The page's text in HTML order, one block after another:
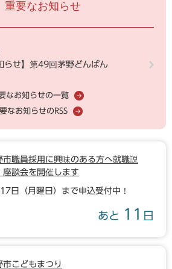
重要なお知らせ
らせ】第49回茅野どんばん
なお知らせの一覧
なお知らせのRSS
市職員採用に興味のある方へ就職説
座談会を開催します
日（月曜日）まで申込受付中！
あと 11 日
市こどもまつり